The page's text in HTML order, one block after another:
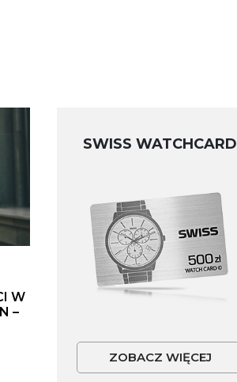
W
–
SWISS WATCHCARD
ZOBACZ WIĘCEJ